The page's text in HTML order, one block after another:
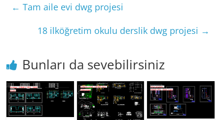
← Tam aile evi dwg projesi
18 ilköğretim okulu derslik dwg projesi →
Bunları da sevebilirsiniz